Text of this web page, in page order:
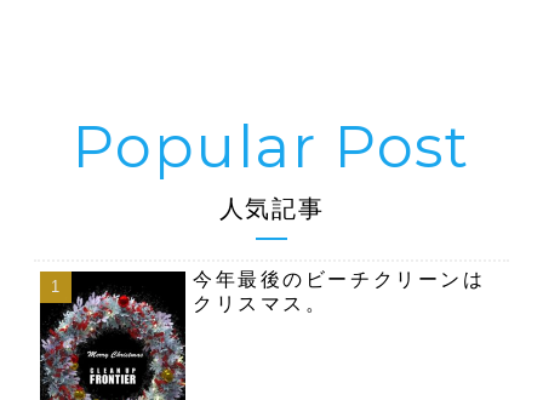
人気記事
今年最後のビーチクリーンは
クリスマス。